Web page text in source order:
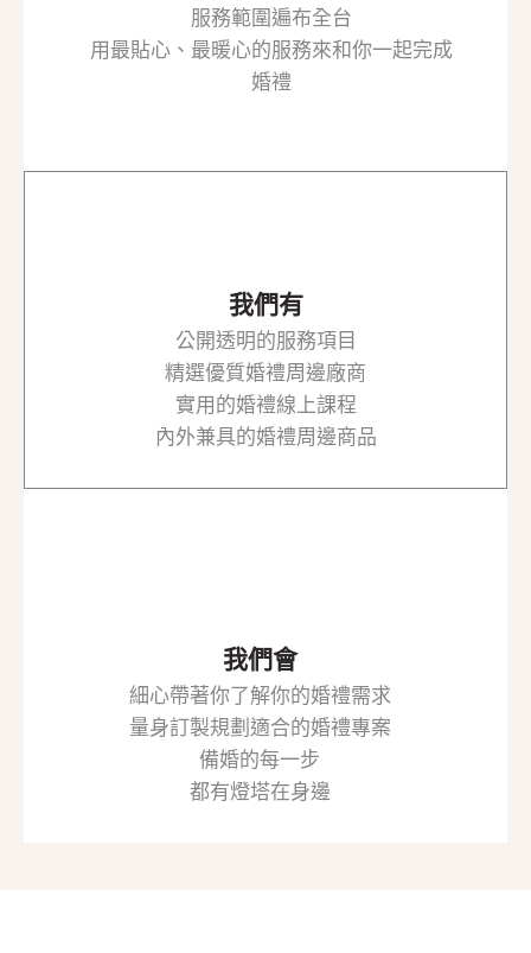
服務範圍遍布全台
用最貼心、最暖心的服務來和你一起完成
婚禮
我們有
公開透明的服務項目
精選優質婚禮周邊廠商
實用的婚禮線上課程
內外兼具的婚禮周邊商品
我們會
細心帶著你了解你的婚禮需求
量身訂製規劃適合的婚禮專案
備婚的每一步
都有燈塔在身邊